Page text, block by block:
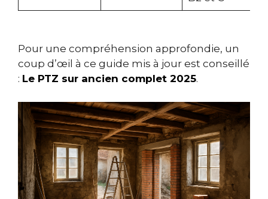
Pour une compréhension approfondie, un
coup d’œil à ce guide mis à jour est conseillé
: Le PTZ sur ancien complet 2025.